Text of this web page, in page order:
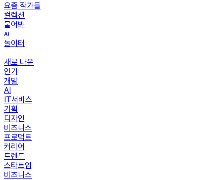
요즘 작가들
컬렉션
물어봐
놀이터
새로 나온
인기
개발
AI
IT서비스
기획
디자인
비즈니스
프로덕트
커리어
트렌드
스타트업
비즈니스